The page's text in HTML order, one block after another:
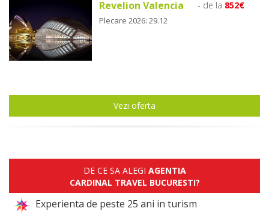
Revelion Valencia - de la 852€
Plecare 2026: 29.12
Vezi oferta
DE CE SA ALEGI AGENTIA
CARDINAL TRAVEL BUCURESTI?
Experienta de peste 25 ani in turism